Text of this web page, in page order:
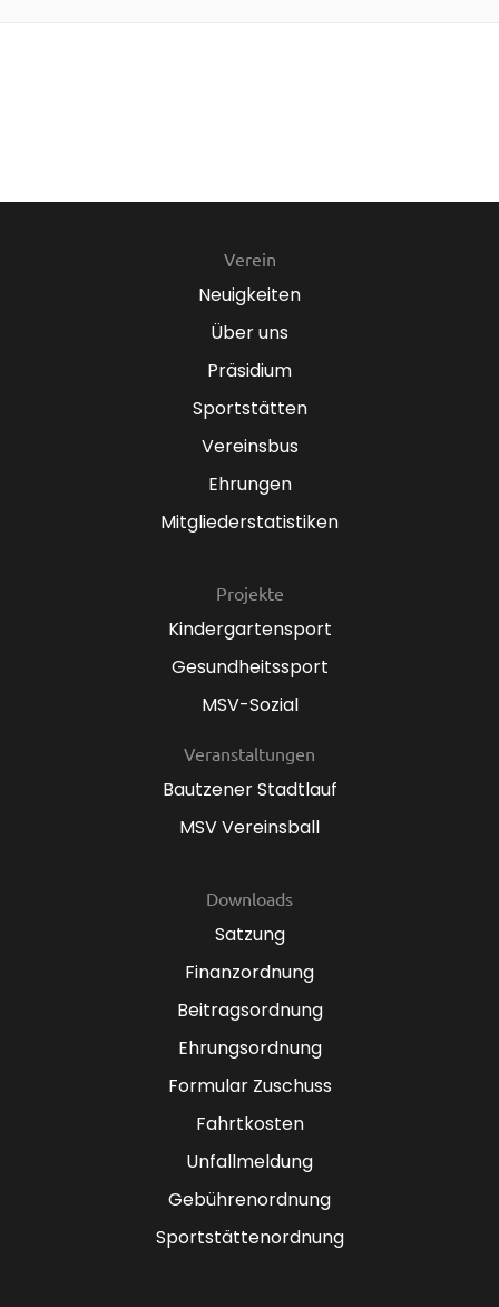
Verein
Neuigkeiten
Über uns
Präsidium
Sportstätten
Vereinsbus
Ehrungen
Mitgliederstatistiken
Projekte
Kindergartensport
Gesundheitssport
MSV-Sozial
Veranstaltungen
Bautzener Stadtlauf
MSV Vereinsball
Downloads
Satzung
Finanzordnung
Beitragsordnung
Ehrungsordnung
Formular Zuschuss
Fahrtkosten
Unfallmeldung
Gebührenordnung
Sportstättenordnung